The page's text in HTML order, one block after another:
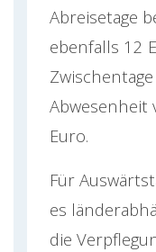
Abreisetage
ebenfalls 12
Abwesenheit
Euro.
Für
es
die